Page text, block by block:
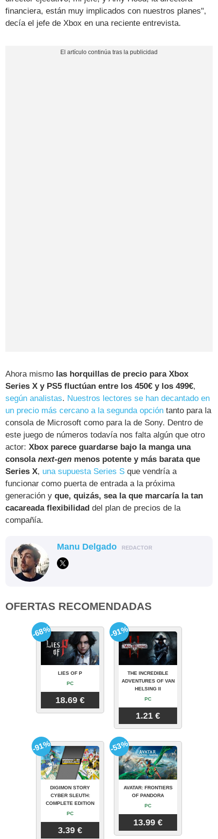
financiera, están muy implicados con nuestros planes",
decía el jefe de Xbox en una reciente entrevista.
Ahora mismo las horquillas de precio para Xbox
Series X y PS5 fluctúan entre los 450€ y los 499€,
según analistas. Nuestros lectores se han decantado en
un precio más cercano a la segunda opción tanto para la
consola de Microsoft como para la de Sony. Dentro de
este juego de números todavía nos falta algún que otro
actor: Xbox parece guardarse bajo la manga una
consolanext-gen menos potente y más barata que
Series X, una supuesta Series S que vendría a
funcionar como puerta de entrada a la próxima
generación yque, quizás, sea la que marcaría la tan
cacareada flexibilidad del plan de precios de la
compañía.
Manu Delgado REDACTOR
OFERTAS RECOMENDADAS
LIES OF P
PC
18.69 €
-68%
THE INCREDIBLE
ADVENTURES OF VAN
HELSING II
PC
1.21 €
-91%
DIGIMON STORY
CYBER SLEUTH:
COMPLETE EDITION
PC
3.39 €
-91%
AVATAR: FRONTIERS
OF PANDORA
PC
13.99 €
-53%